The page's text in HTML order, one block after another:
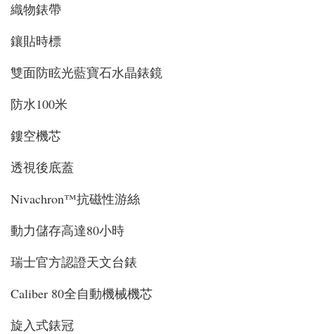
織物錶帶
鑲貼時標
雙面防眩光藍寶石水晶錶鏡
防水100米
鏤空機芯
透視後底蓋
Nivachron™抗磁性游絲
動力儲存高達80小時
瑞士官方認證天文台錶
Caliber 80全自動機械機芯
旋入式錶冠